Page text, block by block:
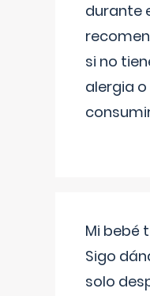
durante
si no
alergia
Mi bebé
Sigo
solo